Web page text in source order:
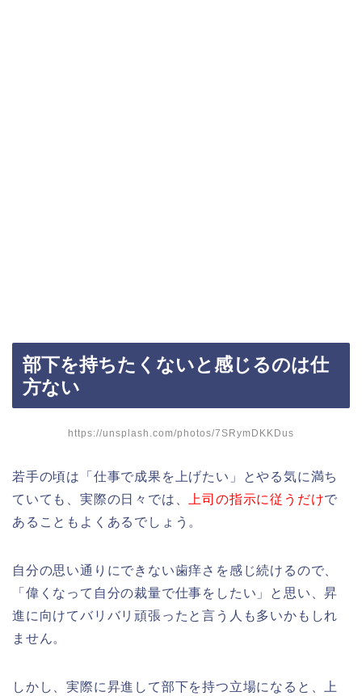
部下を持ちたくないと感じるのは仕
方ない
https://unsplash.com/photos/7SRymDKKDus
若手の頃は「仕事で成果を上げたい」とやる気に満ち
ていても、実際の日々では、
上司の指示に従うだけで
あることもよくあるでしょう。
自分の思い通りにできない歯痒さを感じ続けるので、
「偉くなって自分の裁量で仕事をしたい」と思い、昇
進に向けてバリバリ頑張ったと言う人も多いかもしれ
ません。
しかし、実際に昇進して部下を持つ立場になると、上